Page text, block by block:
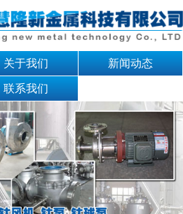
关于我们 新闻动态
联系我们